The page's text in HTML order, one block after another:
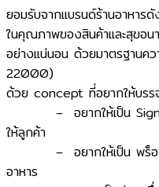
ยอมรับจากแบรนด์ร้านอาหาร
ในคุณภาพของสินค้าและสุขอน
อย่างแน่นอน ด้วยมาตรฐานค
22000)
ด้วย concept ที่อยากให้บรร
– อยากให้เป็น
ให้ลูกค้า
– อยากให้เป็น พร็อพถ่
อาหาร